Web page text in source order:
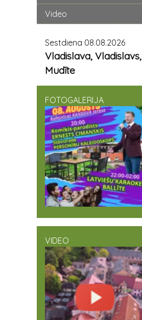
Video
Sestdiena 08.08.2026
Vladislava, Vladislavs,
Mudīte
FOTOGALERIJA
VIDEO